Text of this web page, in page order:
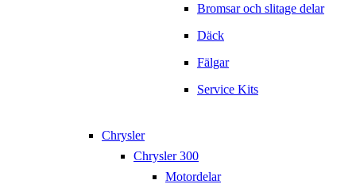
Bromsar och slitage delar
Däck
Fälgar
Service Kits
Chrysler
Chrysler 300
Motordelar